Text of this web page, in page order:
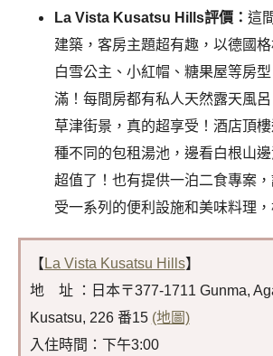
La Vista Kusatsu Hills評價： 這
建築，客房主題超有趣，以德國
白雪公主、小紅帽、糖果屋等房
滿！每間房都有私人天然露天風
草津街景，真的超享受！酒店頂
種不同的包租湯池，邊看白根山
超值了！也有提供一泊二食專案
受一系列的便利設施和美味料理，
【 La Vista Kusatsu Hills】
地 址 ：日本〒377-1711 Gunma,
Kusatsu, 226 番15 (地圖)
入住時間：下午3:00